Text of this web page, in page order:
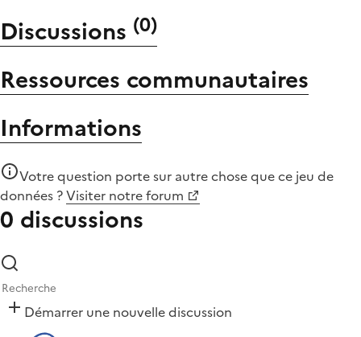
Discussions (0)
Ressources communautaires
Informations
Votre question porte sur autre chose quece jeu de
données ?Visiter notre forum
0 discussions
Démarrer une nouvelle discussion